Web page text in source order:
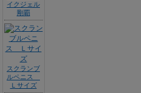
イクジェル
剛覇
スクランブ
ルペニス
Ｌサイズ